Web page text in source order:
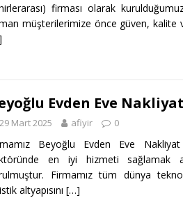
firması olarak
müşterilerimize önce güven, kalite
Evden Eve Nakliyat
29 Mart 2025 afiyir 0
Beyoğlu Evden Eve
en iyi hizmeti sağlamak
Firmamız tüm dünya
altyapısını […]